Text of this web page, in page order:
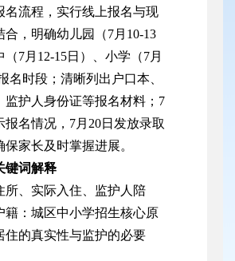
名流程，实行线上报名与现
合，明确幼儿园（7月10-13
（7月12-15日）、小学（7月
名时段；清晰列出户口本、
监护人身份证等报名材料；7
报名情况，7月20日发放录取
家长及时掌握进展。
键词解释
所、实际入住、监护人陪
籍：城区中小学招生核心原
住的真实性与监护的必要